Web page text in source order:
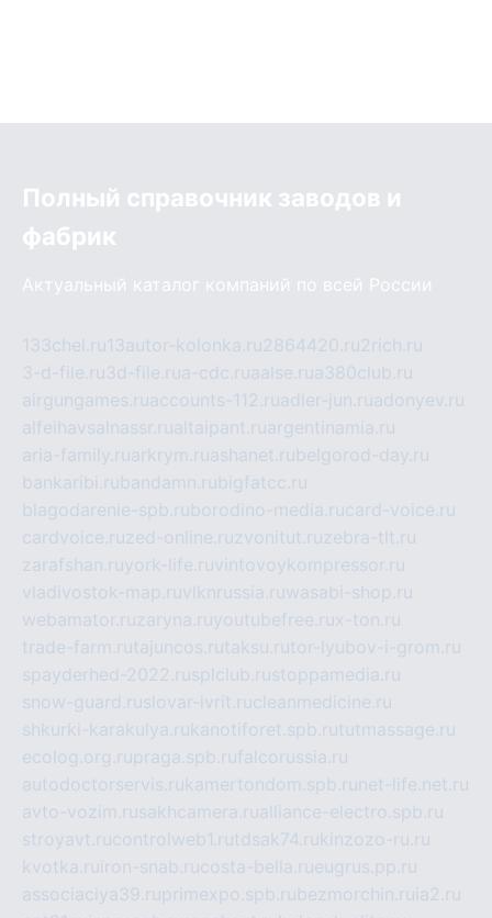
Полный справочник заводов и
фабрик
Актуальный каталог компаний по всей России
133chel.ru13autor-kolonka.ru2864420.ru2rich.ru
3-d-file.ru3d-file.rua-cdc.ruaalse.rua380club.ru
airgungames.ruaccounts-112.ruadler-jun.ruadonyev.ru
alfeihavsalnassr.rualtaipant.ruargentinamia.ru
aria-family.ruarkrym.ruashanet.rubelgorod-day.ru
bankaribi.rubandamn.rubigfatcc.ru
blagodarenie-spb.ruborodino-media.rucard-voice.ru
cardvoice.ruzed-online.ruzvonitut.ruzebra-tlt.ru
zarafshan.ruyork-life.ruvintovoykompressor.ru
vladivostok-map.ruvlknrussia.ruwasabi-shop.ru
webamator.ruzaryna.ruyoutubefree.rux-ton.ru
trade-farm.rutajuncos.rutaksu.rutor-lyubov-i-grom.ru
spayderhed-2022.rusplclub.rustoppamedia.ru
snow-guard.ruslovar-ivrit.rucleanmedicine.ru
shkurki-karakulya.rukanotiforet.spb.rututmassage.ru
ecolog.org.rupraga.spb.rufalcorussia.ru
autodoctorservis.rukamertondom.spb.ru net-life.net.ru
avto-vozim.rusakhcamera.rualliance-electro.spb.ru
stroyavt.rucontrolweb1.rutdsak74.rukinzozo-ru.ru
kvotka.ru iron-snab.rucosta-bella.rueugrus.pp.ru
associaciya39.ruprimexpo.spb.rubezmorchin.ru ia2.ru